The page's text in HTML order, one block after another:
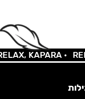
KAPARA •